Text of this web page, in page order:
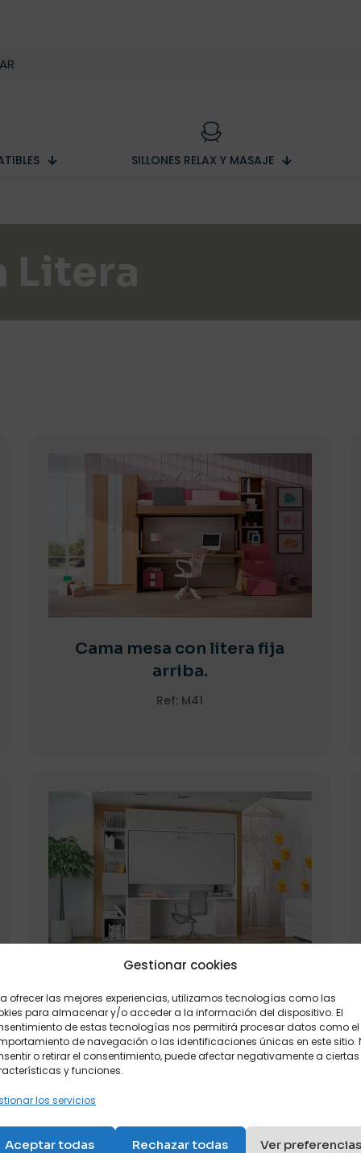
Gestionar cookies
ofrecer las mejores experiencias, utilizamos tecnologías como las
para almacenar y/o acceder a la información del dispositivo. El
de estas tecnologías nos permitirá procesar datos como el
de navegación o las identificaciones únicas en este sitio.
o retirar el consentimiento, puede afectar negativamente a ciertas
y funciones.
los servicios
Aceptar todas Rechazar todas Ver preferencias
SILLONES RELAX Y MASAJE
Litera
Cama mesa con litera fija
arriba.
Ref: M41
mesa fija abajo
Ref: M44